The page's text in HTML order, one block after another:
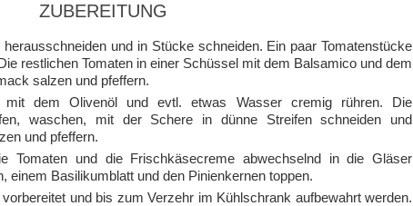
ZUBEREITUNG
und in Stücke schneiden. Ein paar Tomatenstücke
restlichen Tomaten in einer Schüssel mit dem Balsamico und dem
salzen und pfeffern.
dem Olivenöl und evtl. etwas Wasser cremig rühren. Die
waschen, mit der Schere in dünne Streifen schneiden und
und pfeffern.
Tomaten und die Frischkäsecreme abwechselnd in die Gläser
einem Basilikumblatt und den Pinienkernen toppen.
und bis zum Verzehr im Kühlschrank aufbewahrt werden.